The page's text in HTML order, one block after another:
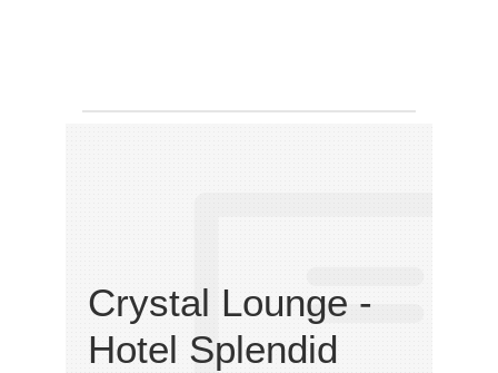
Crystal Lounge -
Hotel Splendid